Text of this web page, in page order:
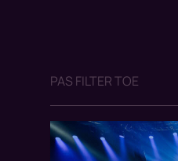
PAS FILTER TOE